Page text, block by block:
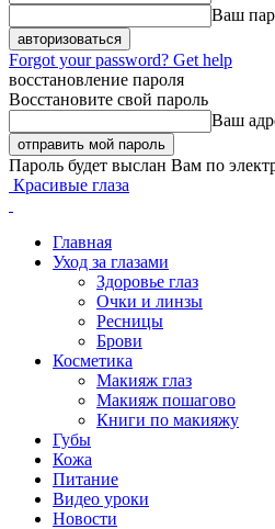
Ваш
Forgot your password? Get help
восстановление пароля
Восстановите свой пароль
Ваш
Пароль будет выслан Вам по
Красивые глаза
Главная
Уход за глазами
Здоровье глаз
Очки и линзы
Ресницы
Брови
Косметика
Макияж глаз
Макияж пошагово
Книги по макияжу
Губы
Кожа
Питание
Видео уроки
Новости